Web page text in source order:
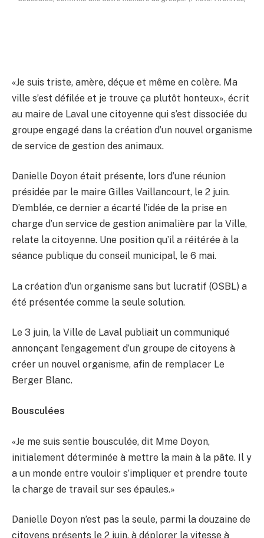
«Je suis triste, amère, déçue et même en colère. Ma
ville s’est défilée et je trouve ça plutôt honteux», écrit
au maire de Laval une citoyenne qui s’est dissociée du
groupe engagé dans la création d’un nouvel organisme
de service de gestion des animaux.
Danielle Doyon était présente, lors d’une réunion
présidée par le maire Gilles Vaillancourt, le 2 juin.
D’emblée, ce dernier a écarté l’idée de la prise en
charge d’un service de gestion animalière par la Ville,
relate la citoyenne. Une position qu’il a réitérée à la
séance publique du conseil municipal, le 6 mai.
La création d’un organisme sans but lucratif (OSBL) a
été présentée comme la seule solution.
Le 3 juin, la Ville de Laval publiait un communiqué
annonçant l’engagement d’un groupe de citoyens à
créer un nouvel organisme, afin de remplacer Le
Berger Blanc.
Bousculées
«Je me suis sentie bousculée, dit Mme Doyon,
initialement déterminée à mettre la main à la pâte. Il y
a un monde entre vouloir s’impliquer et prendre toute
la charge de travail sur ses épaules.»
Danielle Doyon n’est pas la seule, parmi la douzaine de
citoyens présents le 2 juin, à déplorer la vitesse à